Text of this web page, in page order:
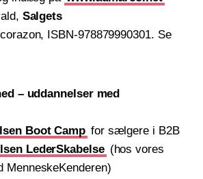
Salgets
ISBN-978879990301. Se
– uddannelser med
Boot Camp for sælgere i B2B
LederSkabelse (hos vores
MenneskeKenderen)